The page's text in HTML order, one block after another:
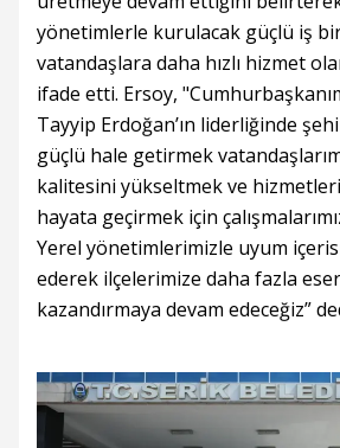
yönetimlerle kurulacak güçlü iş
vatandaşlara daha hızlı hizmet
ifade etti. Ersoy,
Tayyip Erdoğan’ın liderliğinde
güçlü hale getirmek
kalitesini yükseltmek ve hizmetleri
hayata geçirmek için
Yerel yönetimlerimizle uyum
ederek ilçelerimize daha fazla
kazandırmaya devam edeceğiz”